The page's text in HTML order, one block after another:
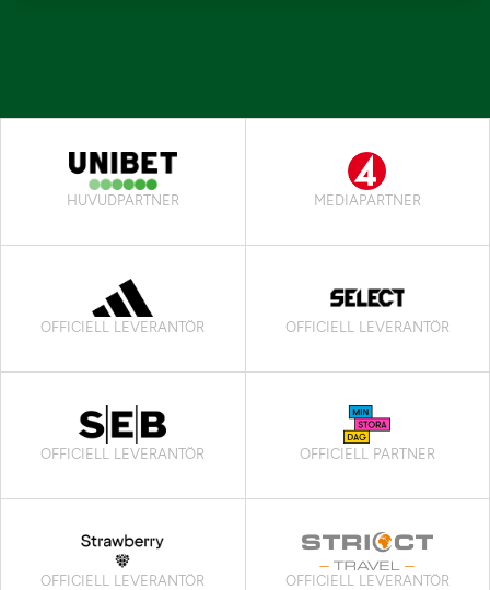
HUVUDPARTNER MEDIAPARTNER
OFFICIELL LEVERANTÖR OFFICIELL LEVERANTÖR
OFFICIELL LEVERANTÖR OFFICIELL PARTNER
OFFICIELL LEVERANTÖR OFFICIELL LEVERANTÖR